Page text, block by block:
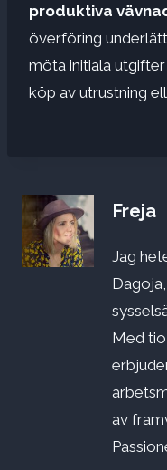
produktiva
överföring
möta initiala
köp av utrustning
Freja
Jag
Med
av